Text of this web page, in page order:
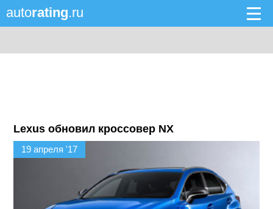
autorating.ru
Lexus обновил кроссовер NX
19 апреля '17